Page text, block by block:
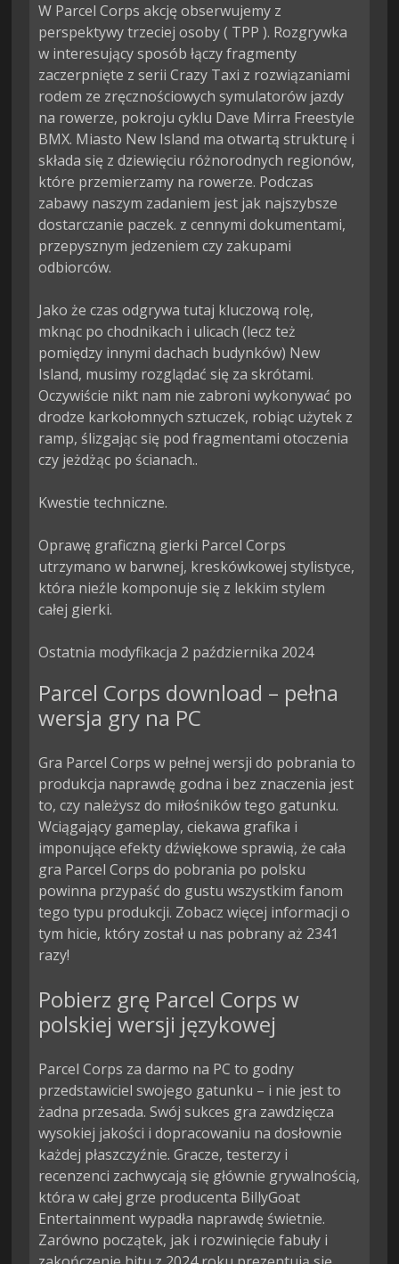
W Parcel Corps akcję obserwujemy z
perspektywy trzeciej osoby ( TPP ). Rozgrywka
w interesujący sposób łączy fragmenty
zaczerpnięte z serii Crazy Taxi z rozwiązaniami
rodem ze zręcznościowych symulatorów jazdy
na rowerze, pokroju cyklu Dave Mirra Freestyle
BMX. Miasto New Island ma otwartą strukturę i
składa się z dziewięciu różnorodnych regionów,
które przemierzamy na rowerze. Podczas
zabawy naszym zadaniem jest jak najszybsze
dostarczanie paczek. z cennymi dokumentami,
przepysznym jedzeniem czy zakupami
odbiorców.
Jako że czas odgrywa tutaj kluczową rolę,
mknąc po chodnikach i ulicach (lecz też
pomiędzy innymi dachach budynków) New
Island, musimy rozglądać się za skrótami.
Oczywiście nikt nam nie zabroni wykonywać po
drodze karkołomnych sztuczek, robiąc użytek z
ramp, ślizgając się pod fragmentami otoczenia
czy jeżdżąc po ścianach..
Kwestie techniczne.
Oprawę graficzną gierki Parcel Corps
utrzymano w barwnej, kreskówkowej stylistyce,
która nieźle komponuje się z lekkim stylem
całej gierki.
Ostatnia modyfikacja 2 października 2024
Parcel Corps download – pełna
wersja gry na PC
Gra Parcel Corps w pełnej wersji do pobrania to
produkcja naprawdę godna i bez znaczenia jest
to, czy należysz do miłośników tego gatunku.
Wciągający gameplay, ciekawa grafika i
imponujące efekty dźwiękowe sprawią, że cała
gra Parcel Corps do pobrania po polsku
powinna przypaść do gustu wszystkim fanom
tego typu produkcji. Zobacz więcej informacji o
tym hicie, który został u nas pobrany aż 2341
razy!
Pobierz grę Parcel Corps w
polskiej wersji językowej
Parcel Corps za darmo na PC to godny
przedstawiciel swojego gatunku – i nie jest to
żadna przesada. Swój sukces gra zawdzięcza
wysokiej jakości i dopracowaniu na dosłownie
każdej płaszczyźnie. Gracze, testerzy i
recenzenci zachwycają się głównie grywalnością,
która w całej grze producenta BillyGoat
Entertainment wypadła naprawdę świetnie.
Zarówno początek, jak i rozwinięcie fabuły i